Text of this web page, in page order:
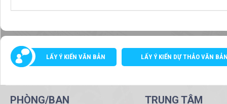
LẤY Ý KIẾN VĂN BẢN LẤY Ý KIẾN DỰ THẢO VĂN
PHÒNG/BAN TRUNG TÂM